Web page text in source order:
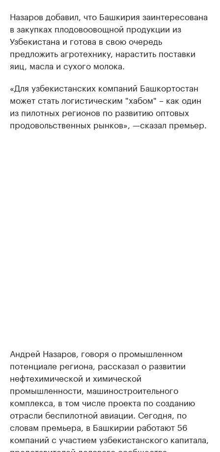
Назаров добавил, что Башкирия заинтересована
в закупках плодовоовощной продукции из
Узбекистана и готова в свою очередь
предложить агротехнику, нарастить поставки
яиц, масла и сухого молока.
«Для узбекистанских компаний Башкортостан
может стать логистическим "хабом" – как один
из пилотных регионов по развитию оптовых
продовольственных рынков», —сказал премьер.
Андрей Назаров, говоря о промышленном
потенциале региона, рассказал о развитии
нефтехимической и химической
промышленности, машиностроительного
комплекса, в том числе проекта по созданию
отрасли беспилотной авиации. Сегодня, по
словам премьера, в Башкирии работают 56
компаний с участием узбекистанского капитала,